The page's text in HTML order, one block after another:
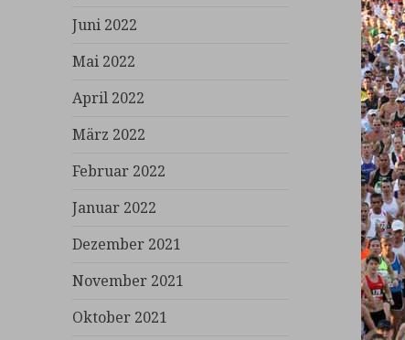
Juni 2022
Mai 2022
April 2022
März 2022
Februar 2022
Januar 2022
Dezember 2021
November 2021
Oktober 2021